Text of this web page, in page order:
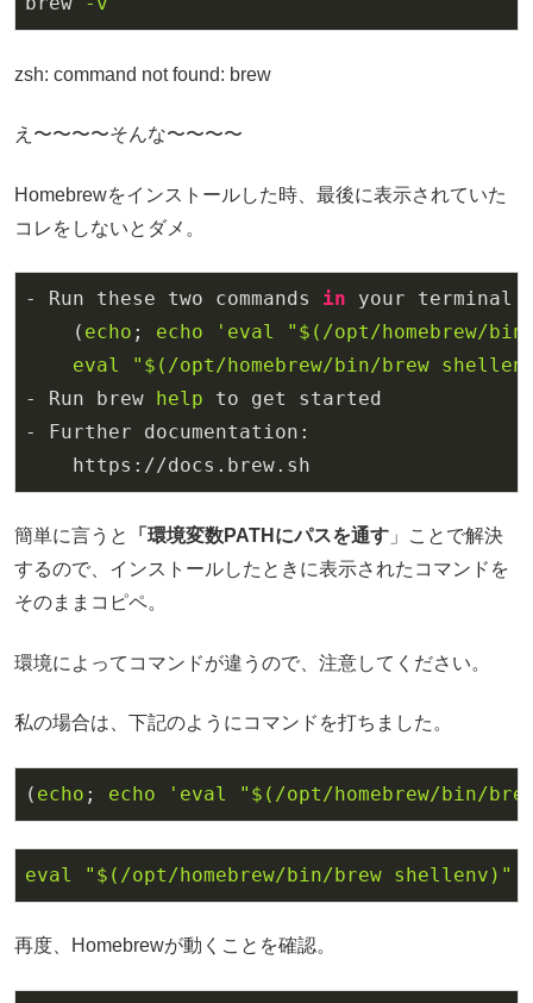
zsh: command not found: brew
え〜〜〜〜そんな〜〜〜〜
Homebrewをインストールした時、最後に表示されていた
コレをしないとダメ。
- Run these two commands in your terminal
    (
echo ; echo
'eval "$(/opt/homebrew/
eval
" $(/opt/homebrew/bin/brew
- Run brew help to get started
- Further documentation:
    https://docs.brew.sh
簡単に言うと 「環境変数PATHにパスを通す 」ことで解決
するので、インストールしたときに表示されたコマンドを
そのままコピペ。
環境によってコマンドが違うので、注意してください。
私の場合は、下記のようにコマンドを打ちました。
( echo ; echo 'eval "$(/opt/homebrew/bin/
eval " $(/opt/homebrew/bin/brew shellenv) "
再度、Homebrewが動くことを確認。